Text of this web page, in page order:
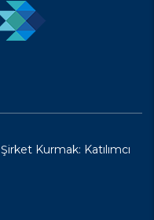
Kurmak: Katılımcı